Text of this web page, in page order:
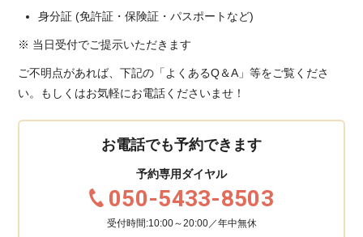
身分証 (免許証・保険証・パスポートなど)
※ 当日受付でご提示いただきます
ご不明点があれば、下記の「よくあるQ＆A」等をご覧くださ
い。もしくはお気軽にお電話くださいませ！
お電話でも予約できます
予約専用ダイヤル
050-5433-8503
受付時間:10:00～20:00／年中無休